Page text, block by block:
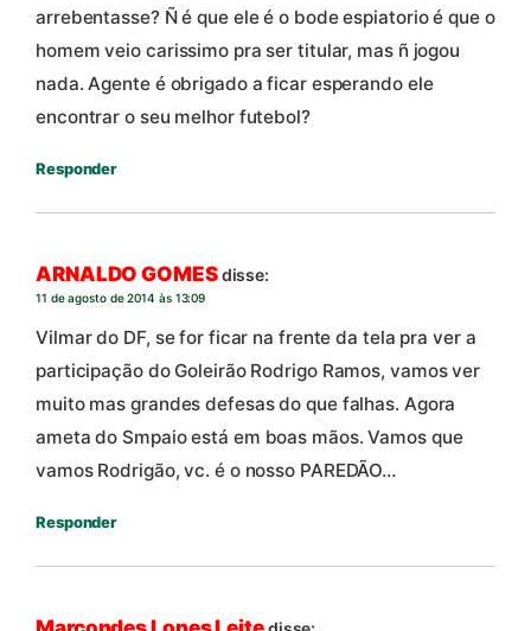
arrebentasse? Ñ é que ele é o bode espiatorio é que o
homem veio carissimo pra ser titular, mas ñ jogou
nada. Agente é obrigado a ficar esperando ele
encontrar o seu melhor futebol?
Responder
ARNALDO GOMESdisse:
11 de agosto de 2014 às 13:09
Vilmar do DF, se for ficar na frente da tela pra ver a
participação do Goleirão Rodrigo Ramos, vamos ver
muito mas grandes defesas do que falhas. Agora
ameta do Smpaio está em boas mãos. Vamos que
vamos Rodrigão, vc. é o nosso PAREDÃO…
Responder